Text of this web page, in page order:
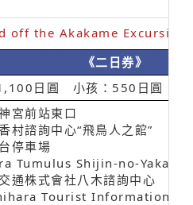
off the Akakame
《二日券》
日圓 小孩：550日圓
宮前站東口
村諮詢中心“飛鳥人之館”
停車場
Tumulus Shijin-no-Yakata
通株式會社八木諮詢中心
Tourist Information